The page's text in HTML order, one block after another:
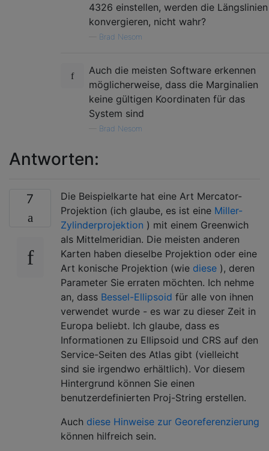
4326 einstellen, werden die Längslinien
konvergieren, nicht wahr?
Brad Nesom
Auch die meisten Software erkennen
möglicherweise, dass die Marginalien
keine gültigen Koordinaten für das
System sind
Brad Nesom
Antworten:
7
Die Beispielkarte hat eine Art Mercator-
Projektion (ich glaube, es ist eine Miller-
Zylinderprojektion ) mit einem Greenwich
als Mittelmeridian. Die meisten anderen
Karten haben dieselbe Projektion oder eine
Art konische Projektion (wie diese ), deren
Parameter Sie erraten möchten. Ich nehme
an, dass Bessel-Ellipsoid für alle von ihnen
verwendet wurde - es war zu dieser Zeit in
Europa beliebt. Ich glaube, dass es
Informationen zu Ellipsoid und CRS auf den
Service-Seiten des Atlas gibt (vielleicht
sind sie irgendwo erhältlich). Vor diesem
Hintergrund können Sie einen
benutzerdefinierten Proj-String erstellen.
Auch diese Hinweise zur Georeferenzierung
können hilfreich sein.